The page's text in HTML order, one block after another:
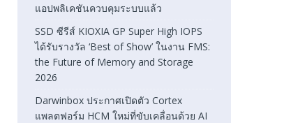
แอปพลิเคชันควบคุมระบบแล้ว
SSD ซีรีส์ KIOXIA GP Super High IOPS
ได้รับรางวัล ‘Best of Show’ ในงาน FMS:
the Future of Memory and Storage
2026
Darwinbox ประกาศเปิดตัว Cortex
แพลตฟอร์ม HCM ใหม่ที่ขับเคลื่อนด้วย AI